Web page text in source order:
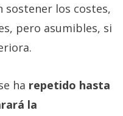
sostener los costes,
pero asumibles, si
ha repetido hasta
la